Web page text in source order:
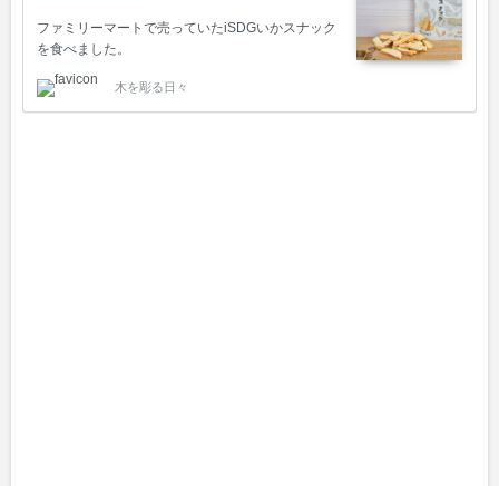
ファミリーマートで売っていたiSDGいかスナック
を食べました。
木を彫る日々